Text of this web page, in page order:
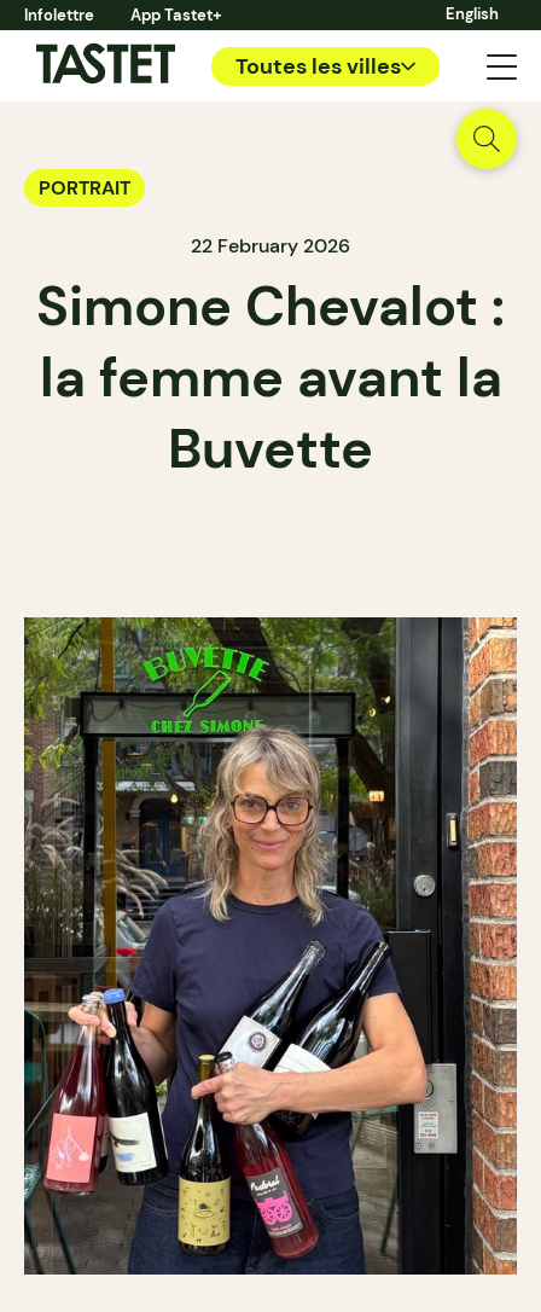
Infolettre App Tastet+ English
Toutes les villes
PORTRAIT
22 February 2026
Simone Chevalot :
la femme avant la
Buvette